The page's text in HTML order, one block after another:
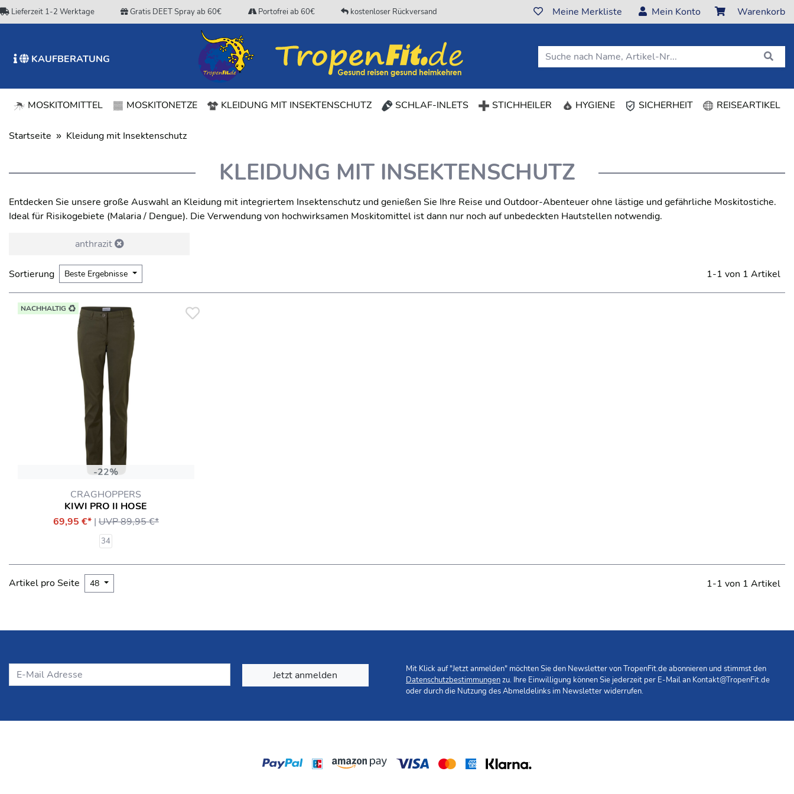
Lieferzeit 1-2 Werktage Gratis DEET Spray ab 60€ Portofrei ab 60€ kostenloser Rückversand Meine Merkliste Mein Konto Warenkorb
KAUFBERATUNG
MOSKITOMITTEL MOSKITONETZE KLEIDUNG MIT INSEKTENSCHUTZ(CURRENT)
SCHLAF-INLETS STICHHEILER HYGIENE SICHERHEIT REISEARTIKEL
Startseite Kleidung mit Insektenschutz
KLEIDUNG MIT INSEKTENSCHUTZ
Entdecken Sie unsere große Auswahl an Kleidung mit integriertem Insektenschutz und genießen Sie Ihre Reise und Outdoor-Abenteuer ohne lästige und gefährliche Moskitostiche.
Ideal für Risikogebiete (Malaria / Dengue). Die Verwendung von hochwirksamen Moskitomittel ist dann nur noch auf unbedeckten Hautstellen notwendig.
anthrazit
Sortierung Beste Ergebnisse 1-1 von 1 Artikel
-22%
NACHHALTIG
CRAGHOPPERS
KIWI PRO II HOSE
69,95 €* |UVP 89,95 €*
34
Artikel pro Seite 48 1-1 von 1 Artikel
Jetzt anmelden
Mit Klick auf "Jetzt anmelden" möchten Sie den Newsletter von TropenFit.de abonnieren und stimmst den
Datenschutzbestimmungenzu. Ihre Einwilligung können Sie jederzeit per E-Mail an Kontakt@TropenFit.de
oder durch die Nutzung des Abmeldelinks im Newsletter widerrufen.